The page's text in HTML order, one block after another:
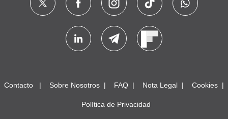
Contacto Sobre Nosotros FAQ Nota Legal Cookies
Política de Privacidad